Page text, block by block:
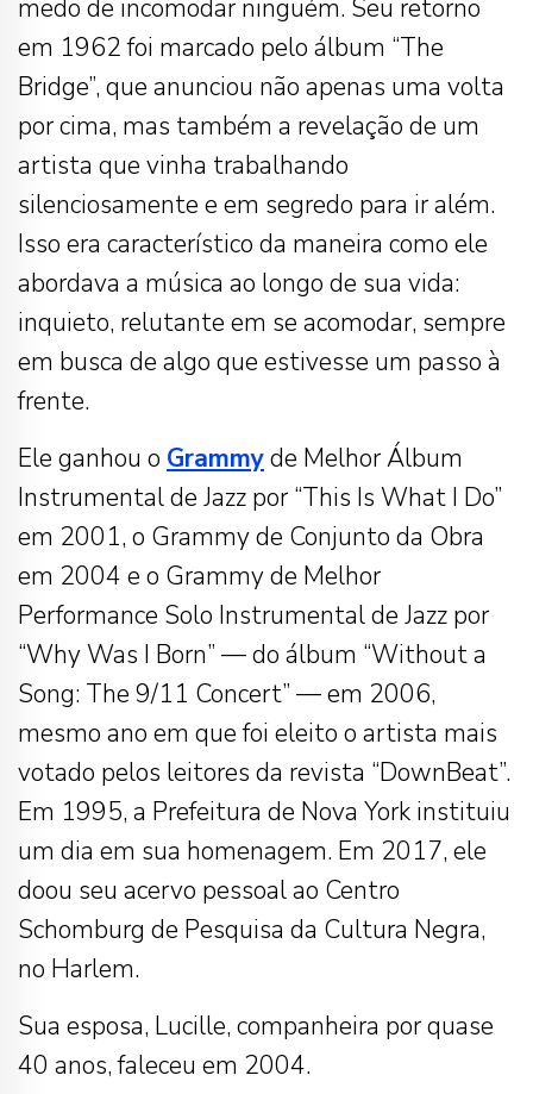
medo de incomodar ninguém. Seu retorno
em 1962 foi marcado pelo álbum “The
Bridge”, que anunciou não apenas uma volta
por cima, mas também a revelação de um
artista que vinha trabalhando
silenciosamente e em segredo para ir além.
Isso era característico da maneira como ele
abordava a música ao longo de sua vida:
inquieto, relutante em se acomodar, sempre
em busca de algo que estivesse um passo à
frente.
Ele ganhou o Grammyde Melhor Álbum
Instrumental de Jazz por “This Is What I Do”
em 2001, o Grammy de Conjunto da Obra
em 2004 e o Grammy de Melhor
Performance Solo Instrumental de Jazz por
“Why Was I Born” — do álbum “Without a
Song: The 9/11 Concert” — em 2006,
mesmo ano em que foi eleito o artista mais
votado pelos leitores da revista “DownBeat”.
Em 1995, a Prefeitura de Nova York instituiu
um dia em sua homenagem. Em 2017, ele
doou seu acervo pessoal ao Centro
Schomburg de Pesquisa da Cultura Negra,
no Harlem.
Sua esposa, Lucille, companheira por quase
40 anos, faleceu em 2004.